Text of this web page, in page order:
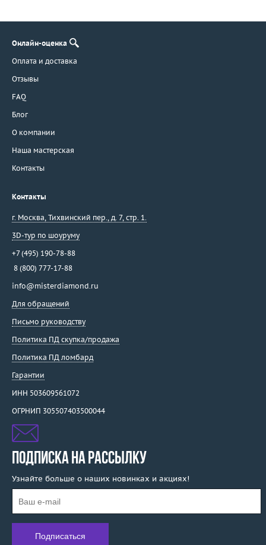
Онлайн-оценка
Оплата и доставка
Отзывы
FAQ
Блог
О компании
Наша мастерская
Контакты
Контакты
г. Москва, Тихвинский пер., д. 7, стр. 1.
3D-тур по шоуруму
+7 (495) 190-78-88
8 (800) 777-17-88
info@misterdiamond.ru
Для обращений
Письмо руководству
Политика ПД скупка/продажа
Политика ПД ломбард
Гарантии
ИНН 503609561072
ОГРНИП 305507403500044
ПОДПИСКА НА РАССЫЛКУ
Узнайте больше о наших новинках и акциях!